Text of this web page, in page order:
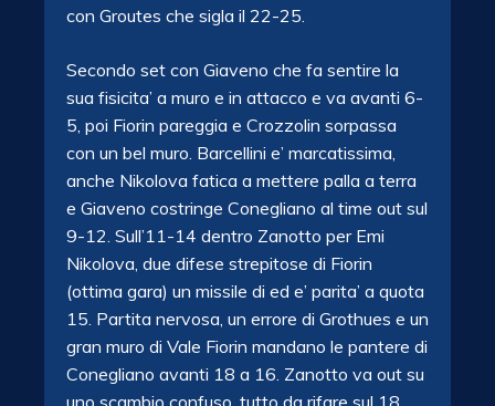
con Groutes che sigla il 22-25.
Secondo set con Giaveno che fa sentire la
sua fisicita’ a muro e in attacco e va avanti 6-
5, poi Fiorin pareggia e Crozzolin sorpassa
con un bel muro. Barcellini e’ marcatissima,
anche Nikolova fatica a mettere palla a terra
e Giaveno costringe Conegliano al time out sul
9-12. Sull’11-14 dentro Zanotto per Emi
Nikolova, due difese strepitose di Fiorin
(ottima gara) un missile di ed e’ parita’ a quota
15. Partita nervosa, un errore di Grothues e un
gran muro di Vale Fiorin mandano le pantere di
Conegliano avanti 18 a 16. Zanotto va out su
uno scambio confuso, tutto da rifare sul 18